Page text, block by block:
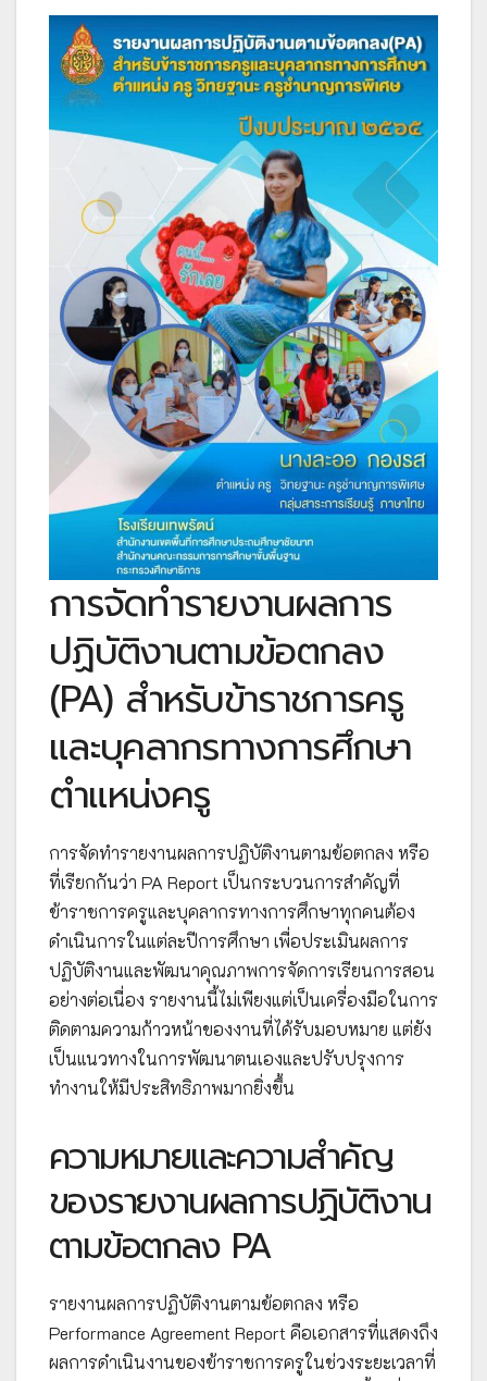
การจัดทำรายงานผลการ
ปฏิบัติงานตามข้อตกลง
(PA) สำหรับข้าราชการครู
และบุคลากรทางการศึกษา
ตำแหน่งครู
การจัดทำรายงานผลการปฏิบัติงานตามข้อตกลง หรือ
ที่เรียกกันว่า PA Report เป็นกระบวนการสำคัญที่
ข้าราชการครูและบุคลากรทางการศึกษาทุกคนต้อง
ดำเนินการในแต่ละปีการศึกษา เพื่อประเมินผลการ
ปฏิบัติงานและพัฒนาคุณภาพการจัดการเรียนการสอน
อย่างต่อเนื่อง รายงานนี้ไม่เพียงแต่เป็นเครื่องมือในการ
ติดตามความก้าวหน้าของงานที่ได้รับมอบหมาย แต่ยัง
เป็นแนวทางในการพัฒนาตนเองและปรับปรุงการ
ทำงานให้มีประสิทธิภาพมากยิ่งขึ้น
ความหมายและความสำคัญ
ของรายงานผลการปฏิบัติงาน
ตามข้อตกลง PA
รายงานผลการปฏิบัติงานตามข้อตกลง หรือ
Performance Agreement Report คือเอกสารที่แสดงถึง
ผลการดำเนินงานของข้าราชการครูในช่วงระยะเวลาที่